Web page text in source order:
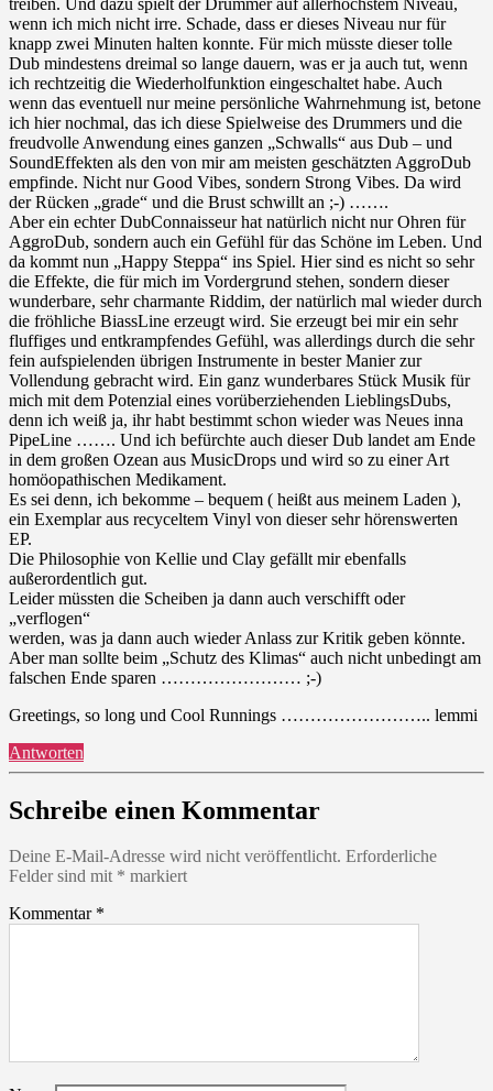
wenn ich mich nicht irre. Schade, dass er dieses Niveau nur für
knapp zwei Minuten halten konnte. Für mich müsste dieser tolle
Dub mindestens dreimal so lange dauern, was er ja auch tut, wenn
ich rechtzeitig die Wiederholfunktion eingeschaltet habe. Auch
wenn das eventuell nur meine persönliche Wahrnehmung ist, betone
ich hier nochmal, das ich diese Spielweise des Drummers und die
freudvolle Anwendung eines ganzen „Schwalls“ aus Dub – und
SoundEffekten als den von mir am meisten geschätzten AggroDub
empfinde. Nicht nur Good Vibes, sondern Strong Vibes. Da wird
der Rücken „grade“ und die Brust schwillt an ;-) …….
Aber ein echter DubConnaisseur hat natürlich nicht nur Ohren für
AggroDub, sondern auch ein Gefühl für das Schöne im Leben. Und
da kommt nun „Happy Steppa“ ins Spiel. Hier sind es nicht so sehr
die Effekte, die für mich im Vordergrund stehen, sondern dieser
wunderbare, sehr charmante Riddim, der natürlich mal wieder durch
die fröhliche BiassLine erzeugt wird. Sie erzeugt bei mir ein sehr
fluffiges und entkrampfendes Gefühl, was allerdings durch die sehr
fein aufspielenden übrigen Instrumente in bester Manier zur
Vollendung gebracht wird. Ein ganz wunderbares Stück Musik für
mich mit dem Potenzial eines vorüberziehenden LieblingsDubs,
denn ich weiß ja, ihr habt bestimmt schon wieder was Neues inna
PipeLine ……. Und ich befürchte auch dieser Dub landet am Ende
in dem großen Ozean aus MusicDrops und wird so zu einer Art
homöopathischen Medikament.
Es sei denn, ich bekomme – bequem ( heißt aus meinem Laden ),
ein Exemplar aus recyceltem Vinyl von dieser sehr hörenswerten
EP.
Die Philosophie von Kellie und Clay gefällt mir ebenfalls
außerordentlich gut.
Leider müssten die Scheiben ja dann auch verschifft oder
„verflogen“
werden, was ja dann auch wieder Anlass zur Kritik geben könnte.
Aber man sollte beim „Schutz des Klimas“ auch nicht unbedingt am
falschen Ende sparen …………………… ;-)
Greetings, so long und Cool Runnings …………………….. lemmi
Antworten
Schreibe einen Kommentar
Deine E-Mail-Adresse wird nicht veröffentlicht. Erforderliche
Felder sind mit * markiert
Kommentar *